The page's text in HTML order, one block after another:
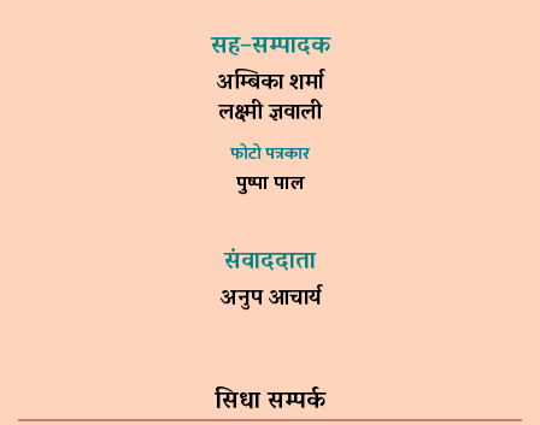
सह–सम्पादक
अम्बिका शर्मा
लक्ष्मी ज्ञवाली
फोटो पत्रकार
पुष्पा पाल
संवाददाता
अनुप आचार्य
सिधा सम्पर्क